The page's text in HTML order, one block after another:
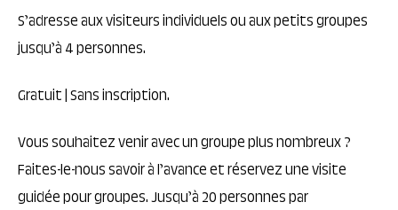
S’adresse aux visiteurs individuels ou aux petits groupes
jusqu’à 4 personnes.
Gratuit | Sans inscription.
Vous souhaitez venir avec un groupe plus nombreux ?
Faites-le-nous savoir à l’avance et réservez une visite
guidée pour groupes. Jusqu’à 20 personnes par